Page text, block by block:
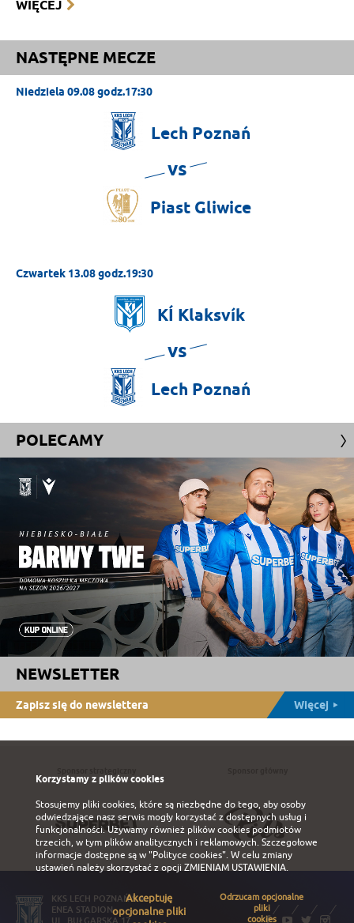
WIĘCEJ
NASTĘPNE MECZE
Niedziela 09.08 godz.17:30
Lech Poznań
vs
Piast Gliwice
Czwartek 13.08 godz.19:30
KÍ Klaksvík
vs
Lech Poznań
POLECAMY
NEWSLETTER
Zapisz się do newslettera Więcej
KKS LECH POZNAŃ S.A.
ENEA STADION
Korzystamy z plików cookies
Stosujemy pliki cookies, które są niezbędne do tego, aby osoby
odwiedzające nasz serwis mogły korzystać z dostępnych usług i
funkcjonalności. Używamy również plików cookies podmiotów
trzecich, w tym plików analitycznych i reklamowych. Szczegołowe
informacje dostępne są w"Polityce cookies". W celu zmiany
ustawień należy skorzystać z opcji ZMIENIAM USTAWIENIA.
Akceptuję
opcjonalne pliki
Odrzucam opcjonalne
pliki
cookies